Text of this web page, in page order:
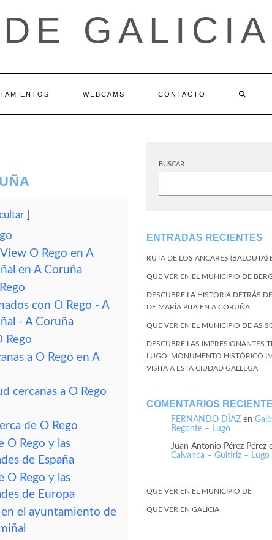
GALICIA
WEBCAMS CONTACTO
O Rego en A
en A Coruña
con O Rego - A
- A Coruña
Rego
a O Rego en A
cercanas a O Rego
de O Rego
O Rego y las
de España
O Rego y las
de Europa
el ayuntamiento de
BUSCAR
ENTRADAS RECIENTES
RUTA DE LOS ANCARES (BALOUTA)
QUE VER EN EL MUNICIPIO DE
DESCUBRE LA HISTORIA DETRÁS
DE MARÍA PITA EN A CORUÑA
QUE VER EN EL MUNICIPIO DE AS
DESCUBRE LAS IMPRESIONANTES
LUGO: MONUMENTO HISTÓRICO
VISITA A ESTA CIUDAD GALLEGA
COMENTARIOS
FERNANDO DÌAZ en
Begonte – Lugo
Juan Antonio Pérez Pérez
Caivanca – Guitiriz – Lugo
QUE VER EN EL MUNICIPIO DE
QUE VER EN GALICIA